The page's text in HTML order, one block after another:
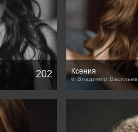
202 Ксения
© Владимир Васильев